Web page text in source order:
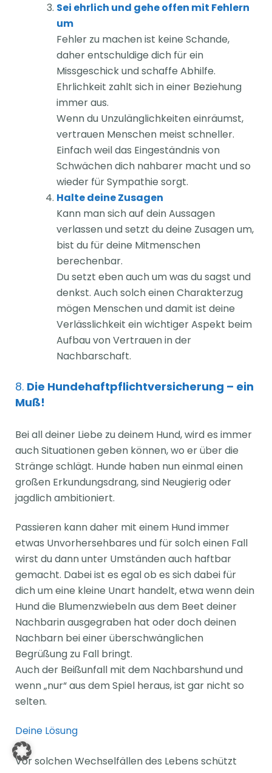
Sei ehrlich und gehe offen mit Fehlern
um
Fehler zu machen ist keine Schande,
daher entschuldige dich für ein
Missgeschick und schaffe Abhilfe.
Ehrlichkeit zahlt sich in einer Beziehung
immer aus.
Wenn du Unzulänglichkeiten einräumst,
vertrauen Menschen meist schneller.
Einfach weil das Eingeständnis von
Schwächen dich nahbarer macht und so
wieder für Sympathie sorgt.
Halte deine Zusagen
Kann man sich auf dein Aussagen
verlassen und setzt du deine Zusagen um,
bist du für deine Mitmenschen
berechenbar.
Du setzt eben auch um was du sagst und
denkst. Auch solch einen Charakterzug
mögen Menschen und damit ist deine
Verlässlichkeit ein wichtiger Aspekt beim
Aufbau von Vertrauen in der
Nachbarschaft.
8. Die Hundehaftpflichtversicherung – ein
Muß!
Bei all deiner Liebe zu deinem Hund, wird es immer
auch Situationen geben können, wo er über die
Stränge schlägt. Hunde haben nun einmal einen
großen Erkundungsdrang, sind Neugierig oder
jagdlich ambitioniert.
Passieren kann daher mit einem Hund immer
etwas Unvorhersehbares und für solch einen Fall
wirst du dann unter Umständen auch haftbar
gemacht. Dabei ist es egal ob es sich dabei für
dich um eine kleine Unart handelt, etwa wenn dein
Hund die Blumenzwiebeln aus dem Beet deiner
Nachbarin ausgegraben hat oder doch deinen
Nachbarn bei einer überschwänglichen
Begrüßung zu Fall bringt.
Auch der Beißunfall mit dem Nachbarshund und
wenn „nur“ aus dem Spiel heraus, ist gar nicht so
selten.
Deine Lösung
Vor solchen Wechselfällen des Lebens schützt